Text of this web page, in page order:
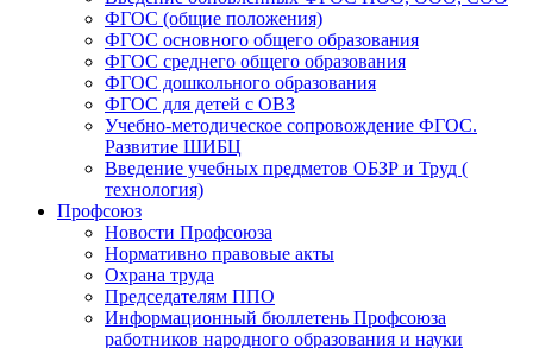
ФГОС (общие положения)
ФГОС основного общего образования
ФГОС среднего общего образования
ФГОС дошкольного образования
ФГОС для детей с ОВЗ
Учебно-методическое сопровождение ФГОС.
Развитие ШИБЦ
Введение учебных предметов ОБЗР и Труд (
технология)
Профсоюз
Новости Профсоюза
Нормативно правовые акты
Охрана труда
Председателям ППО
Информационный бюллетень Профсоюза
работников народного образования и науки